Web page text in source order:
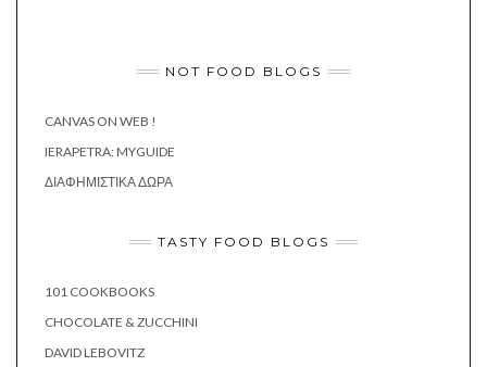
NOT FOOD BLOGS
CANVAS ON WEB !
IERAPETRA: MYGUIDE
ΔΙΑΦΗΜΙΣΤΙΚΆ ΔΏΡΑ
TASTY FOOD BLOGS
101 COOKBOOKS
CHOCOLATE & ZUCCHINI
DAVID LEBOVITZ